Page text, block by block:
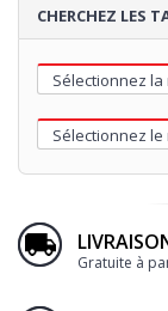
CHERCHEZ LES
Gratuite à